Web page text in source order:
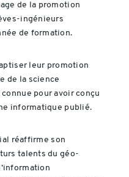
de la promotion
ingénieurs
de formation.
leur promotion
de la science
pour avoir conçu
informatique publié.
réaffirme son
talents du géo-